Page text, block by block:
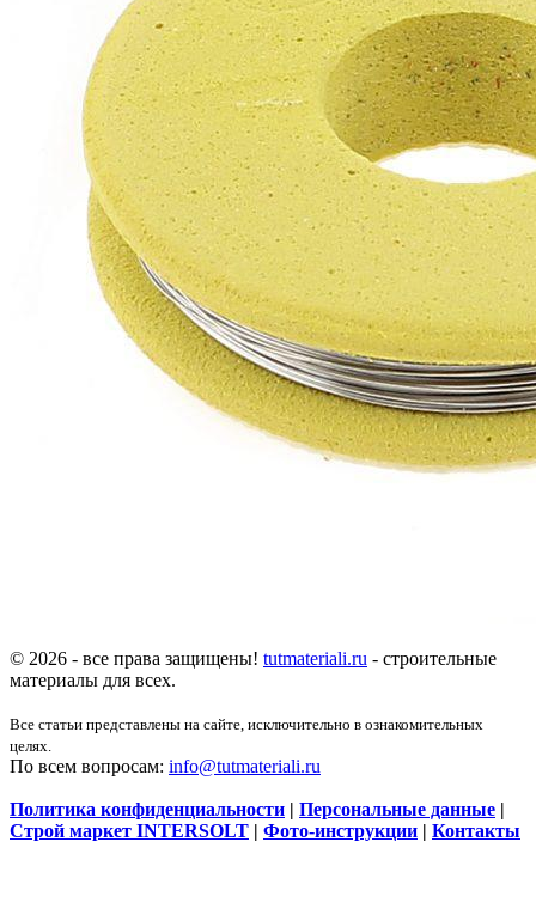
© 2026 - все права защищены! tutmateriali.ru - строительные
материалы для всех.
Все статьи представлены на сайте, исключительно в ознакомительных
целях.
По всем вопросам: info@tutmateriali.ru
Политика конфиденциальности | Персональные данные |
Строй маркет INTERSOLT | Фото-инструкции | Контакты